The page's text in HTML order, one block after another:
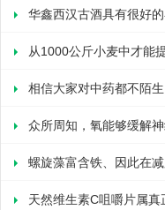
加工成茶，去除了罗布麻
有效成分能够被更充分的
了一种能够随时饮用的日
疗程购买更便宜吗?罗布麻
华鑫西汉古酒具有很好
酸软，肢冷乏力，健忘，
有哪些呢?严重吗?1.忌油腻
高血压、心脏病、糖尿病
从1000公斤小麦中才能
有“液体黄金”之称，其天
活性又是最高的一种。小
法从新鲜优质小麦胚芽(出
球原料采购标准，确保原
相信大家对中药都不陌
年的历史，广泛应用于治
金银花又称忍冬花。忍冬
叭形的花朵。初开花时白色
众所周知，氧能够缓解
高工作效率; 改善大脑供氧
和思维能力，提高学习效
螺旋藻富含铁、因此在
象，又因其含有丰富的蛋
天然维生素C咀嚼片属